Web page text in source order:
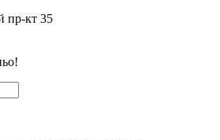
пр-кт 35